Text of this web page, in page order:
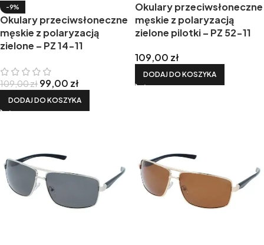
-9%
Okulary przeciwsłoneczne
męskie z polaryzacją
zielone – PZ 14-11
109,00zł 99,00 zł
DODAJ DO KOSZYKA
Okulary przeciwsłoneczne
męskie z polaryzacją
zielone pilotki – PZ 52-11
109,00 zł
DODAJ DO KOSZYKA